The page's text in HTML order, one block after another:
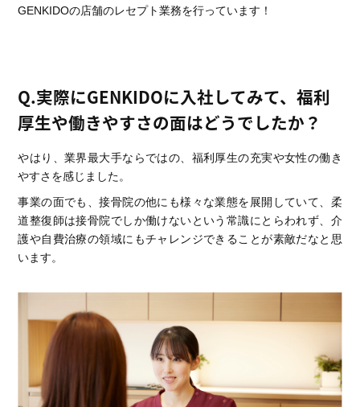
GENKIDOの店舗のレセプト業務を行っています！
Q.実際にGENKIDOに入社してみて、福利
厚生や働きやすさの面はどうでしたか？
やはり、業界最大手ならではの、福利厚生の充実や女性の働き
やすさを感じました。
事業の面でも、接骨院の他にも様々な業態を展開していて、柔
道整復師は接骨院でしか働けないという常識にとらわれず、介
護や自費治療の領域にもチャレンジできることが素敵だなと思
います。